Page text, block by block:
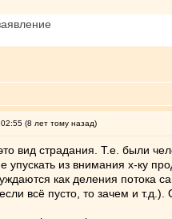
(8 лет тому назад)
вид страдания. Т.е. были
из внимания х-ку
как деления потока
всё пусто, то зачем и